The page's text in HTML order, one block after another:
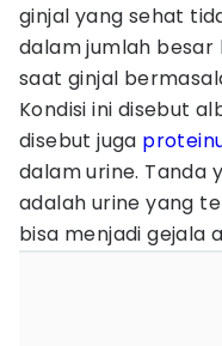
ginjal yang sehat
dalam jumlah besar
saat ginjal
Kondisi ini disebut
disebut juga
dalam urine. Tanda
adalah urine yang
bisa menjadi gejala